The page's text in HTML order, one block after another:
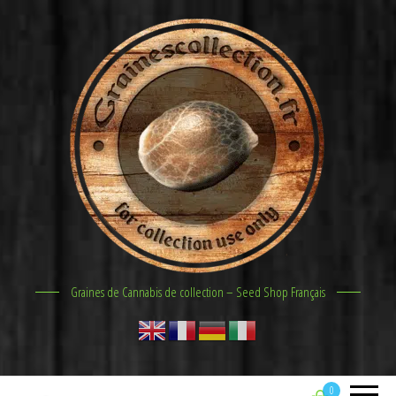
Graines de Cannabis de collection – Seed Shop Français
0